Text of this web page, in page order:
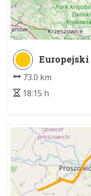
73.0 km
18:15 h